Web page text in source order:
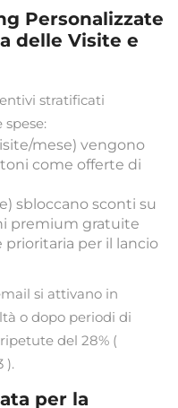
Personalizzate
delle Visite e
stratificati
mese) vengono
come offerte di
sbloccano sconti su
premium gratuite
prioritaria per il lancio
si attivano in
o dopo periodi di
del 28% (
).
per la